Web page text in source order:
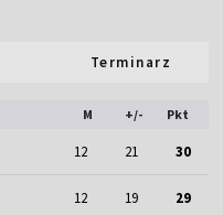
Terminarz
M +/- Pkt
12 21 30
12 19 29